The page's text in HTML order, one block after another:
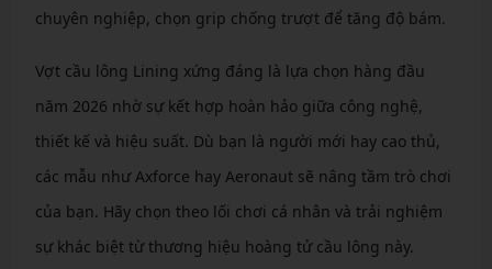
chuyên nghiệp, chọn grip chống trượt để tăng độ bám.
Vợt cầu lông Lining xứng đáng là lựa chọn hàng đầu
năm 2026 nhờ sự kết hợp hoàn hảo giữa công nghệ,
thiết kế và hiệu suất. Dù bạn là người mới hay cao thủ,
các mẫu như Axforce hay Aeronaut sẽ nâng tầm trò chơi
của bạn. Hãy chọn theo lối chơi cá nhân và trải nghiệm
sự khác biệt từ thương hiệu hoàng tử cầu lông này.